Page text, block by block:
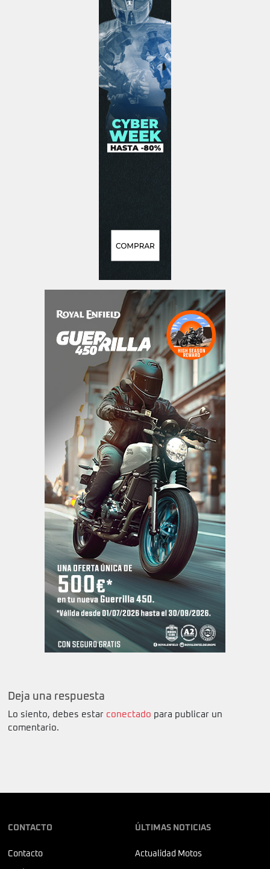
Deja una respuesta
Lo siento, debes estar conectado para publicar un
comentario.
CONTACTO
Contacto
ÚLTIMAS NOTICIAS
Actualidad Motos